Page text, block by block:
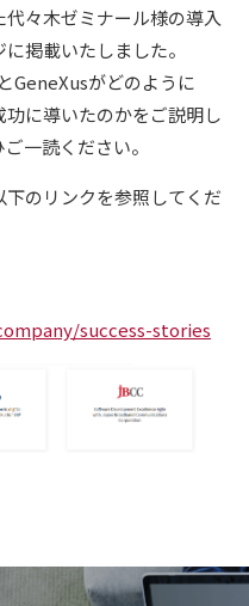
々木ゼミナール様の導入
掲載いたしました。
GeneXusがどのように
に導いたのかをご説明し
一読ください。
のリンクを参照してくだ
success-stories